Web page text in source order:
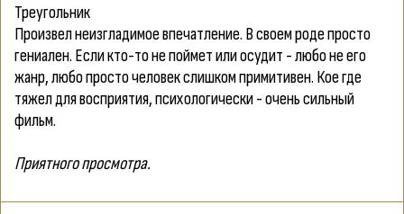
Треугольник
Произвел неизгладимое впечатление. В своем роде просто
гениален. Если кто-то не поймет или осудит - любо не его
жанр, любо просто человек слишком примитивен. Кое где
тяжел для восприятия, психологически - очень сильный
фильм.
Приятного просмотра.